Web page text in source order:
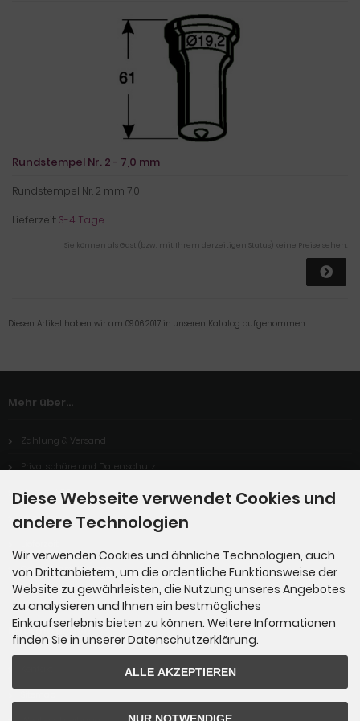
Rundstempel Nr. 2 - 7,0 mm
Rundstempel Nr. 2 mm 7,0
Lieferzeit:3-4 Tage
Sie können als Gast (bzw. mit Ihrem derzeitigen Status) keine Preise sehen.
Diesen Artikel haben wir am 09.06.2017 in unseren Katalog aufgenommen.
Mehr über...
Zahlung & Versand
Privatsphäre und Datenschutz
Unsere AGB
Impressum
Cookie Einstellungen
Informationen
Diese Webseite verwendet Cookies und
andere Technologien
Wir verwenden Cookies und ähnliche Technologien, auch
von Drittanbietern, um die ordentliche Funktionsweise der
Website zu gewährleisten, die Nutzung unseres Angebotes
zu analysieren und Ihnen ein bestmögliches
Einkaufserlebnis bieten zu können. Weitere Informationen
finden Sie in unserer Datenschutzerklärung.
ALLE AKZEPTIEREN